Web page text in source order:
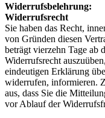
Widerrufsbelehrung:
Widerrufsrecht
Sie haben das Recht,
von Gründen diesen
beträgt vierzehn Tage ab
Widerrufsrecht
eindeutigen Erklärung
widerrufen, informieren.
aus, dass Sie die
vor Ablauf der